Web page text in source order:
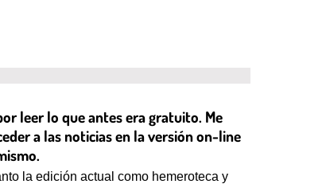
leer lo que antes era gratuito. Me
a las noticias en la versión on-line
la edición actual como hemeroteca y